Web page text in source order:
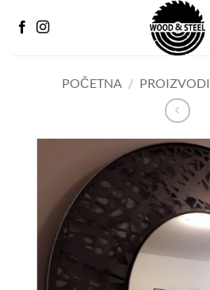
POČETNA / PROIZVODI